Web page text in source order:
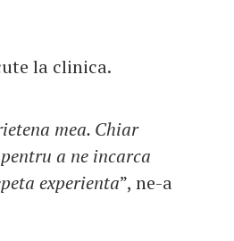
la clinica.
mea. Chiar
a ne incarca
experienta”, ne-a